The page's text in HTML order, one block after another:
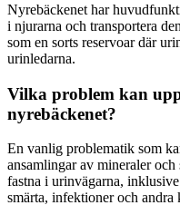
Nyrebäckenet har
i njurarna och transportera
som en sorts reservoar där
urinledarna.
Vilka problem kan
nyrebäckenet?
En vanlig problematik som
ansamlingar av mineraler
fastna i urinvägarna,
smärta, infektioner och andra